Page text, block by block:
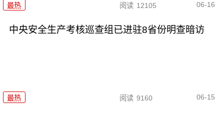
最热 阅读 12105 06-16
中央安全生产考核巡查组已进驻8省份明查暗访
最热 阅读 9160 06-15